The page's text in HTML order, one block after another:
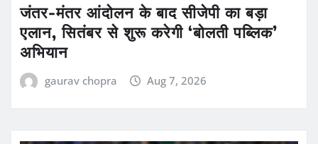
जंतर-मंतर आंदोलन के बाद सीजेपी का बड़ा
एलान, सितंबर से शुरू करेगी ‘बोलती पब्लिक’
अभियान
gaurav chopra Aug 7, 2026